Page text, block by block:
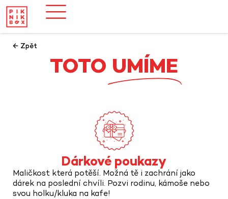
← Zpět
TOTO UMÍME
Dárkové poukazy
Maličkost která potěší. Možná tě i zachrání jako
dárek na poslední chvíli. Pozvi rodinu, kámoše nebo
svou holku/kluka na kafe!